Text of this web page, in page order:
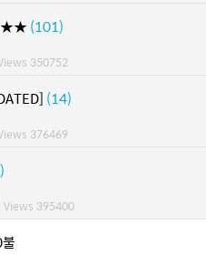
★★ (101)
350752
(14)
376469
Views 395400